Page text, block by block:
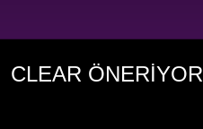
CLEAR ÖNERİYOR